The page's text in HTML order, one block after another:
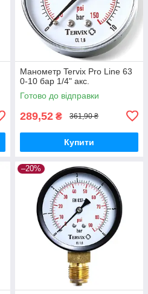
Манометр Tervix Pro Line 63
0-10 бар 1/4" акс.
Готово до відправки
289,52 ₴ 361,90 ₴
Купити
–20%